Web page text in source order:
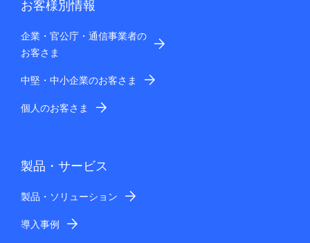
お客様別情報
企業・官公庁・通信事業者の
お客さま
中堅・中小企業のお客さま
個人のお客さま
製品・サービス
製品・ソリューション
導入事例